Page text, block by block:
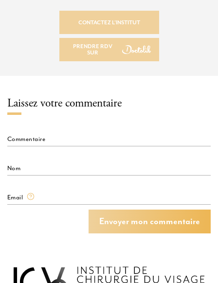
CONTACTEZ L’INSTITUT
PRENDRE RDV
SUR
PRENDRE RDV SUR
Laissez votre commentaire
Commentaire
Nom
Email
Envoyer mon commentaire
Envoyer mon commentaire